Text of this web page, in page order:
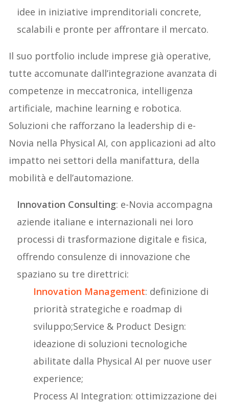
idee in iniziative imprenditoriali concrete,
scalabili e pronte per affrontare il mercato.
Il suo portfolio include imprese già operative,
tutte accomunate dall’integrazione avanzata di
competenze in meccatronica, intelligenza
artificiale, machine learning e robotica.
Soluzioni che rafforzano la leadership di e-
Novia nella Physical AI, con applicazioni ad alto
impatto nei settori della manifattura, della
mobilità e dell’automazione.
Innovation Consulting: e-Novia accompagna
aziende italiane e internazionali nei loro
processi di trasformazione digitale e fisica,
offrendo consulenze di innovazione che
spaziano su tre direttrici:
Innovation Management: definizione di
priorità strategiche e roadmap di
sviluppo;Service & Product Design:
ideazione di soluzioni tecnologiche
abilitate dalla Physical AI per nuove user
experience;
Process AI Integration: ottimizzazione dei